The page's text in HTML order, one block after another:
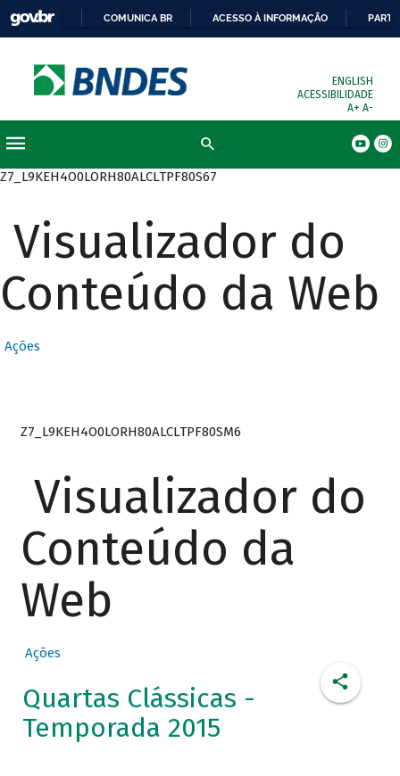
COMUNICA BR ACESSO À INFORMAÇÃO
ENGLISH
ACESSIBILIDADE
A+ A-
Z7_L9KEH4O0LORH80ALCLTPF80S67
Visualizador do
Conteúdo da Web
Ações
Z7_L9KEH4O0LORH80ALCLTPF80SM6
Visualizador do
Conteúdo da
Web
Ações
Quartas Clássicas -
Temporada 2015